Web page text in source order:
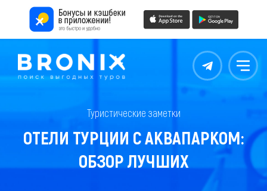
Контакты Меню
Туристические заметки
ОТЕЛИ ТУРЦИИ С АКВАПАРКОМ:
ОБЗОР ЛУЧШИХ